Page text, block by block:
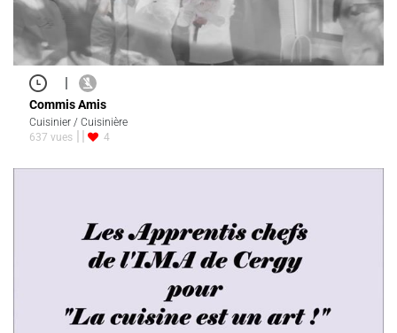
|
Commis Amis
Cuisinier / Cuisinière
637 vues
4